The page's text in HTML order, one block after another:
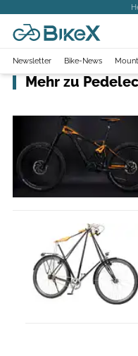
Newsletter Bike-News
Mehr zu